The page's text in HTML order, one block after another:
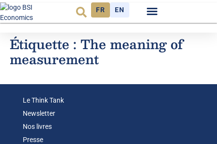
FR EN
Étiquette : The meaning of
measurement
Le Think Tank
Newsletter
Nos livres
Presse